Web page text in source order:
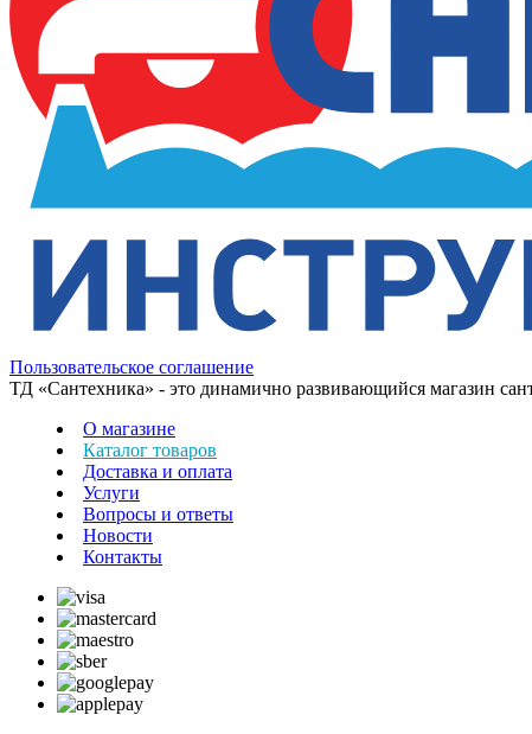
Пользовательское соглашение
ТД «Сантехника» - это динамично развивающийся магазин
О магазине
Каталог товаров
Доставка и оплата
Услуги
Вопросы и ответы
Новости
Контакты